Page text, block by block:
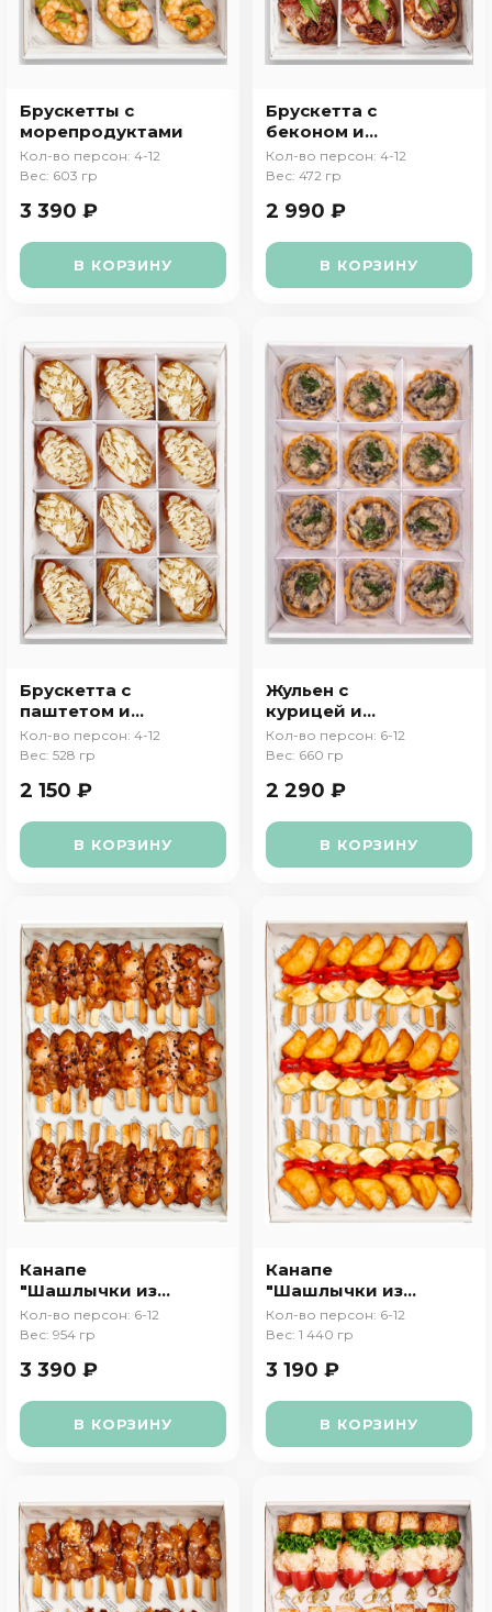
Брускетты с
морепродуктами
Кол-во персон: 4-12
Вес: 603 гр
3 390 ₽
В КОРЗИНУ
Брускетта с
беконом и
вялеными
томатами
Кол-во персон: 4-12
Вес: 472 гр
2 990 ₽
В КОРЗИНУ
Брускетта с
паштетом и
миндалем
Кол-во персон: 4-12
Вес: 528 гр
2 150 ₽
В КОРЗИНУ
Жульен с
курицей и
грибами в
тарталетке
Кол-во персон: 6-12
Вес: 660 гр
2 290 ₽
В КОРЗИНУ
Канапе
"Шашлычки из
курицы"
Кол-во персон: 6-12
Вес: 954 гр
3 390 ₽
В КОРЗИНУ
Канапе
"Шашлычки из
овощей"
Кол-во персон: 6-12
Вес: 1 440 гр
3 190 ₽
В КОРЗИНУ